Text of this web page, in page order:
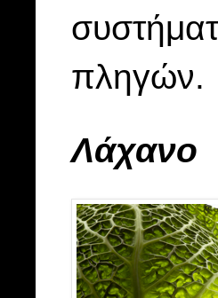
πληγών.
Λάχανο